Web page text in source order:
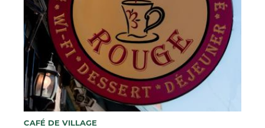
CAFÉ DE VILLAGE